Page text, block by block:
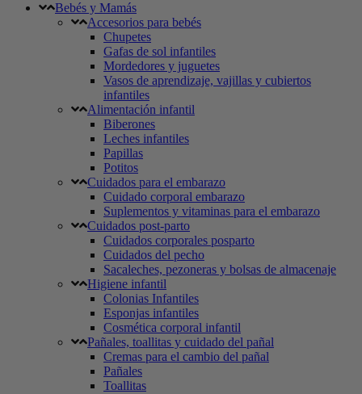
Bebés y Mamás
Accesorios para bebés
Chupetes
Gafas de sol infantiles
Mordedores y juguetes
Vasos de aprendizaje, vajillas y cubiertos
infantiles
Alimentación infantil
Biberones
Leches infantiles
Papillas
Potitos
Cuidados para el embarazo
Cuidado corporal embarazo
Suplementos y vitaminas para el embarazo
Cuidados post-parto
Cuidados corporales posparto
Cuidados del pecho
Sacaleches, pezoneras y bolsas de almacenaje
Higiene infantil
Colonias Infantiles
Esponjas infantiles
Cosmética corporal infantil
Pañales, toallitas y cuidado del pañal
Cremas para el cambio del pañal
Pañales
Toallitas